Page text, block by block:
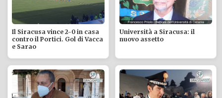
Il Siracusa vince 2-0 in casa
contro il Portici. Gol di Vacca
e Sarao
Università a Siracusa: il
nuovo assetto